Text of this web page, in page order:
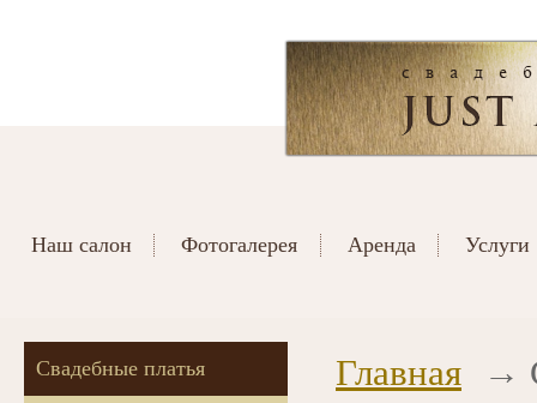
Наш салон Фотогалерея Аренда Услуги
Главная
Свадебные платья